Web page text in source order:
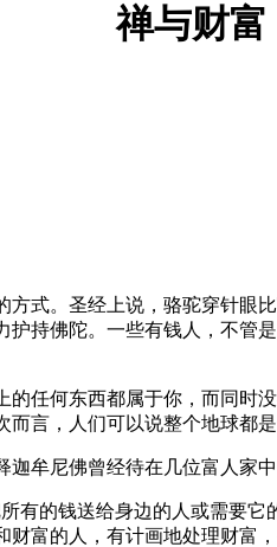
禅与财富
式。圣经上说，骆驼穿针
持佛陀。一些有钱人，不
何东西都属于你，而同时
言，人们可以说整个地球都
尼佛曾经待在几位富人家中
的钱送给身边的人或需要它
富的人，有计画地处理财